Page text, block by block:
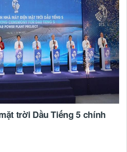
trời Dầu Tiếng 5 chính